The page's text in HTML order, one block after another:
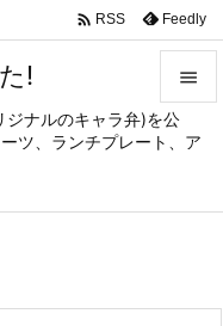
!
ジナルのキャラ弁)を公
ツ、ランチプレート、ア


メニュ
サイド

 RSS Feedly